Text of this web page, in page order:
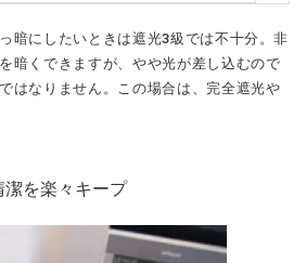
暗にしたいときは遮光3級では不十分。非
暗くできますが、やや光が差し込むので
はなりません。この場合は、完全遮光や
潔を楽々キープ